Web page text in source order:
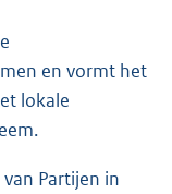
en vormt het
lokale
Partijen in